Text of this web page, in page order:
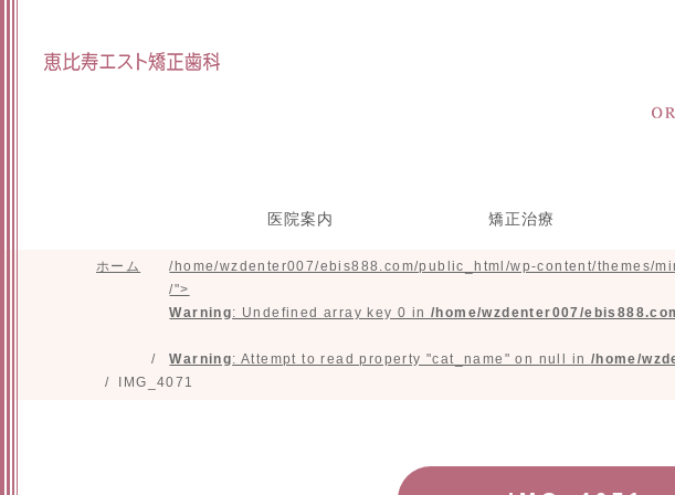
医院案内
スタッフ紹介
院長インタビュー
施設紹介
研修参加実績
矯正治療
目立たない矯正リンガル矯
マウスピース型装置による
小児矯正歯科
矯正の治療期間を短くする
部分矯正
ホ
ホーム /home/wzdenter007/ebis888.com/public_html/wp-content/themes/
/">
Warning: Undefined array key 0 in/home/wzdenter007/
Warning: Attempt to read property "cat_name" on null in /home/
IMG_4071